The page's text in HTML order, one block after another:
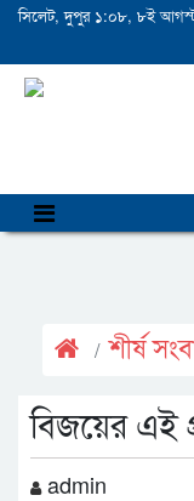
সিলেট, দুপুর ১:০৮, ৮ই আগস্ট,
শীর্ষ
বিজয়ের এই
admin